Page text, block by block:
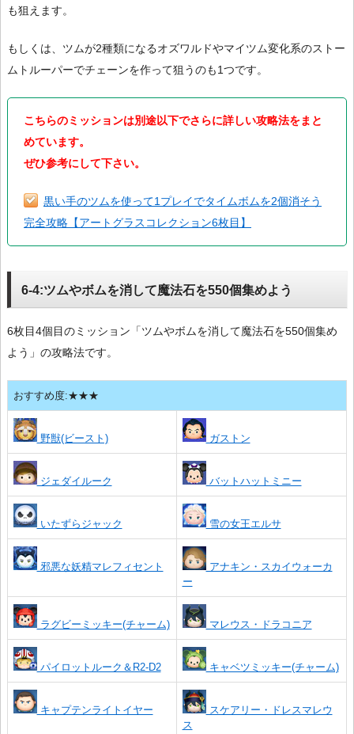
も狙えます。
もしくは、ツムが2種類になるオズワルドやマイツム変化系のストー
ムトルーパーでチェーンを作って狙うのも1つです。
こちらのミッションは別途以下でさらに詳しい攻略法をまと
めています。
ぜひ参考にして下さい。
黒い手のツムを使って1プレイでタイムボムを2個消そう
完全攻略【アートグラスコレクション6枚目】
6-4:ツムやボムを消して魔法石を550個集めよう
6枚目4個目のミッション「ツムやボムを消して魔法石を550個集め
よう」の攻略法です。
おすすめ度:★★★
野獣(ビースト) ガストン
ジェダイルーク バットハットミニー
いたずらジャック 雪の女王エルサ
邪悪な妖精マレフィセント
アナキン・スカイウォーカ
ー
ラグビーミッキー(チャーム) マレウス・ドラコニア
パイロットルーク＆R2-D2 キャベツミッキー(チャーム)
キャプテンライトイヤー
スケアリー・ドレスマレウ
ス